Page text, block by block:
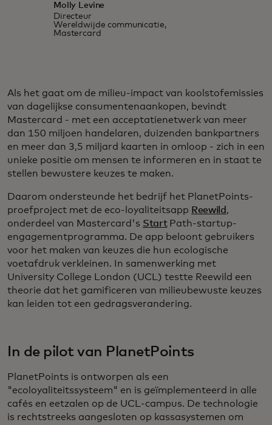
Molly Levine
Directeur
Wereldwijde communicatie,
Mastercard
Als het gaat om de milieu-impact van koolstofemissies
van dagelijkse consumentenaankopen, bevindt
Mastercard - met een acceptatienetwerk van meer
dan 150 miljoen handelaren, duizenden bankpartners
en meer dan 3,5 miljard kaarten in omloop - zich in een
unieke positie om mensen te informeren en in staat te
stellen bewustere keuzes te maken.
Daarom ondersteunde het bedrijf het PlanetPoints-
proefproject met de eco-loyaliteitsapp Reewild ,
onderdeel van Mastercard's StartPath-startup-
engagementprogramma. De app beloont gebruikers
voor het maken van keuzes die hun ecologische
voetafdruk verkleinen. In samenwerking met
University College London (UCL) testte Reewild een
theorie dat het gamificeren van milieubewuste keuzes
kan leiden tot een gedragsverandering.
In de pilot van PlanetPoints
PlanetPoints is ontworpen als een
"ecoloyaliteitssysteem" en is geïmplementeerd in alle
cafés en eetzalen op de UCL-campus. De technologie
is rechtstreeks aangesloten op kassasystemen om